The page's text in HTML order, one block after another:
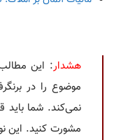
هشدار: این
موضوع را در
نمی‌کند. شما
مشورت کنید. این